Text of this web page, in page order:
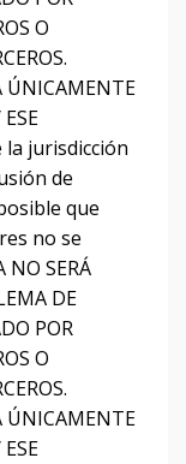
O
ÚNICAMENTE
la jurisdicción
de
que
no se
NO SERÁ
DE
POR
O
ÚNICAMENTE